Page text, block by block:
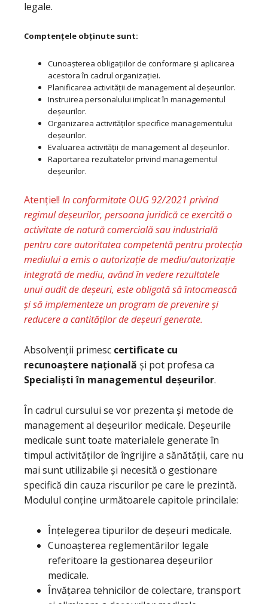
legale.
Comptențele obținute sunt:
Cunoașterea obligațiilor de conformare și aplicarea
acestora în cadrul organizației.
Planificarea activității de management al deșeurilor.
Instruirea personalului implicat în managementul
deșeurilor.
Organizarea activităților specifice managementului
deșeurilor.
Evaluarea activității de management al deșeurilor.
Raportarea rezultatelor privind managementul
deșeurilor.
Atenție!! In conformitate OUG 92/2021 privind
regimul deșeurilor, persoana juridică ce exercită o
activitate de natură comercială sau industrială
pentru care autoritatea competentă pentru protecția
mediului a emis o autorizație de mediu/autorizație
integrată de mediu, având în vedere rezultatele
unui audit de deșeuri, este obligată să întocmească
şi să implementeze un program de prevenire şi
reducere a cantităților de deșeuri generate.
Absolvenții primesc certificate cu
recunoaștere națională și pot profesa ca
Specialiști în managementul deșeurilor.
În cadrul cursului se vor prezenta și metode de
management al deșeurilor medicale. Deșeurile
medicale sunt toate materialele generate în
timpul activităților de îngrijire a sănătății, care nu
mai sunt utilizabile și necesită o gestionare
specifică din cauza riscurilor pe care le prezintă.
Modulul conține următoarele capitole princilale:
Înțelegerea tipurilor de deșeuri medicale.
Cunoașterea reglementărilor legale
referitoare la gestionarea deșeurilor
medicale.
Învățarea tehnicilor de colectare, transport